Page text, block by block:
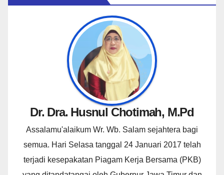
Dr. Dra. Husnul Chotimah, M.Pd
Assalamu'alaikum Wr. Wb. Salam sejahtera bagi
semua. Hari Selasa tanggal 24 Januari 2017 telah
terjadi kesepakatan Piagam Kerja Bersama (PKB)